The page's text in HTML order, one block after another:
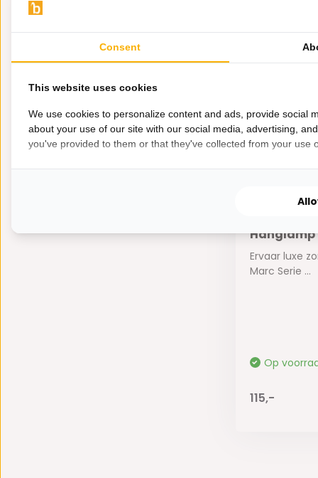
Hanglamp
Ervaar luxe
Marc Serie ...
Op
115,-
Consent
This website uses cookies
We use cookies to personalize content and ads, provide social
about your use of our site with our social media, advertising,
you've provided to them or that they've collected from your use